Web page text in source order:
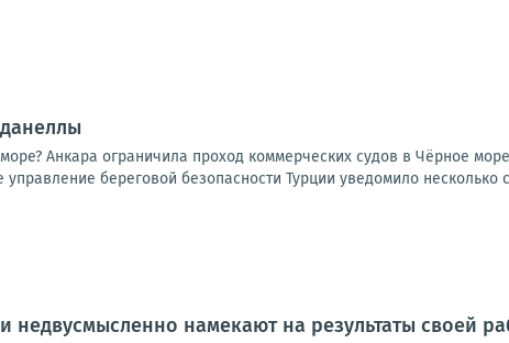
Анкара ограничила проход коммерческих судов в Чёрное
береговой безопасности Турции уведомило несколько
недвусмысленно намекают на результаты своей